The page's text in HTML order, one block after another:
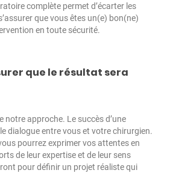
complète permet d’écarter les
que vous êtes un(e) bon(ne)
en toute sécurité.
que le résultat sera
approche. Le succès d’une
dialogue entre vous et votre chirurgien.
pourrez exprimer vos attentes en
de leur expertise et de leur sens
pour définir un projet réaliste qui